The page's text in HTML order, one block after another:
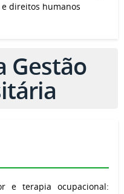
direitos humanos
Gestão
e terapia ocupacional: